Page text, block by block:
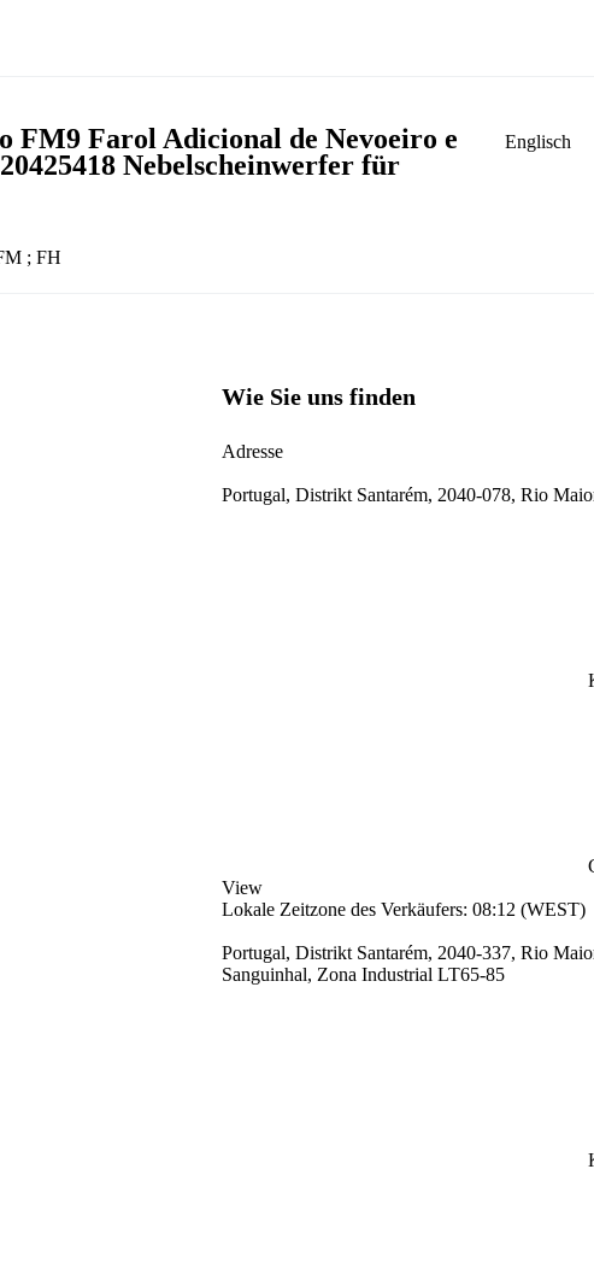
Farol Adicional de Nevoeiro e
Nebelscheinwerfer für
Englisch
; FH
Wie Sie uns finden
Adresse
Portugal, Distrikt Santarém, 2040-078, Rio
View
Lokale Zeitzone des Verkäufers: 08:12 (WEST)
Portugal, Distrikt Santarém, 2040-337, Rio
Sanguinhal, Zona Industrial LT65-85